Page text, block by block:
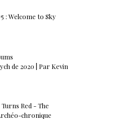
: Welcome to Sky
de 2020 | Par Kevin
Turns Red - The
chronique